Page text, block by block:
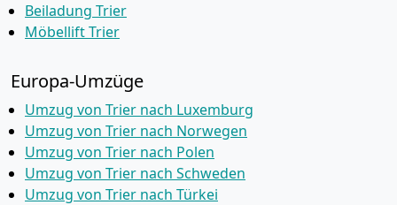
Beiladung Trier
Möbellift Trier
Europa-Umzüge
Umzug von Trier nach Luxemburg
Umzug von Trier nach Norwegen
Umzug von Trier nach Polen
Umzug von Trier nach Schweden
Umzug von Trier nach Türkei